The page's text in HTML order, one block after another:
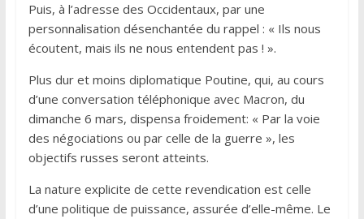
Puis, à l’adresse des Occidentaux, par une
personnalisation désenchantée du rappel : « Ils nous
écoutent, mais ils ne nous entendent pas ! ».
Plus dur et moins diplomatique Poutine, qui, au cours
d’une conversation téléphonique avec Macron, du
dimanche 6 mars, dispensa froidement: « Par la voie
des négociations ou par celle de la guerre », les
objectifs russes seront atteints.
La nature explicite de cette revendication est celle
d’une politique de puissance, assurée d’elle-même. Le